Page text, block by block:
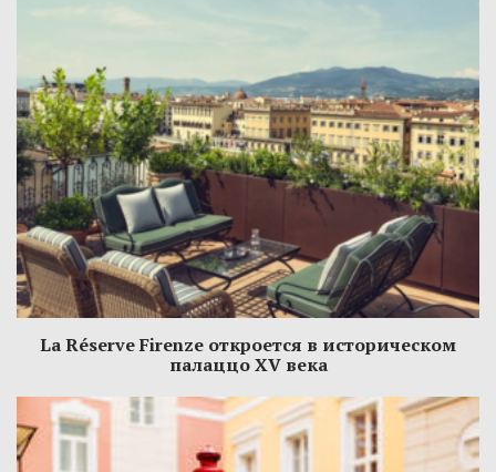
La Réserve Firenze откроется в историческом
палаццо XV века